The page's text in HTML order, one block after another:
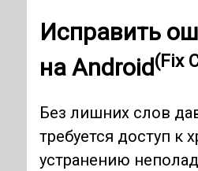
Исправить
на Android(Fix
Без лишних слов
требуется доступ
устранению